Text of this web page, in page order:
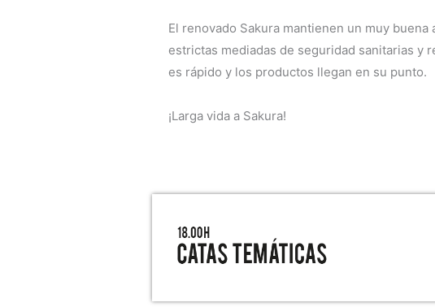
El renovado Sakura mantienen un muy
estrictas mediadas de seguridad sanitarias y
es rápido y los productos llegan en su punto.
¡Larga vida a Sakura!